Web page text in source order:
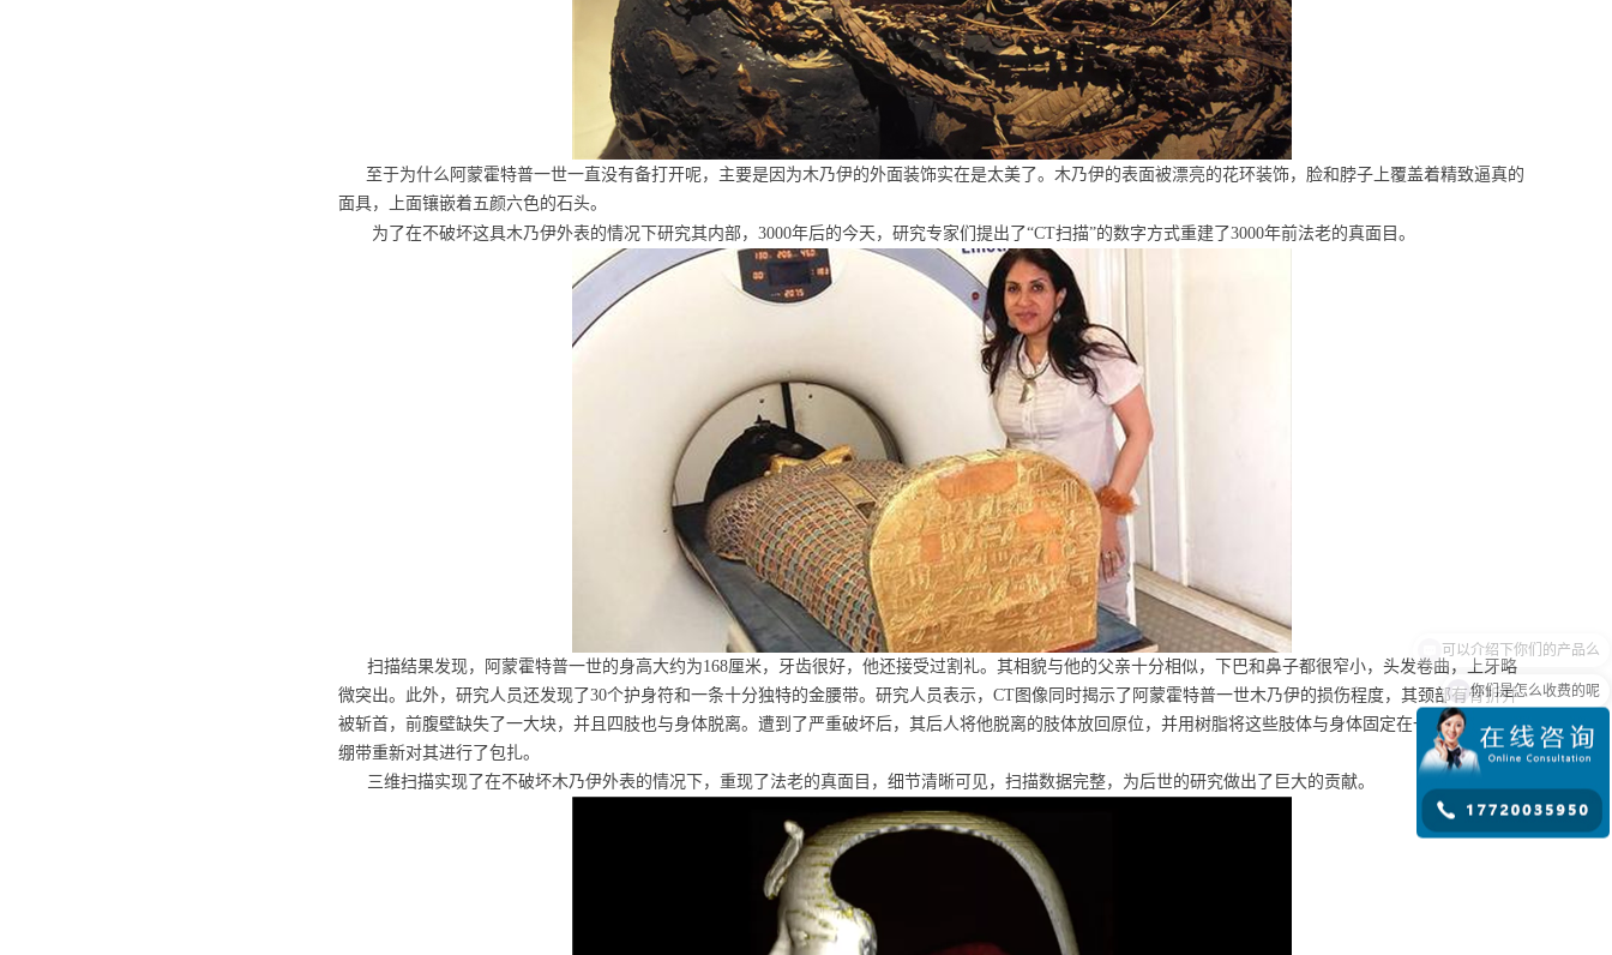
至于为什么阿蒙霍特普一世一直没有备打开呢，主要是因为木乃伊的外面装饰实在是太美了。木乃伊的表面被漂亮的花环装饰，脸和脖子上覆盖着精致逼真的
面具，上面镶嵌着五颜六色的石头。
为了在不破坏这具木乃伊外表的情况下研究其内部，3000年后的今天，研究专家们提出了“CT扫描”的数字方式重建了3000年前法老的真面目。
扫描结果发现，阿蒙霍特普一世的身高大约为168厘米，牙齿很好，他还接受过割礼。其相貌与他的父亲十分相似，下巴和鼻子都很窄小，头发卷曲，上牙略
微突出。此外，研究人员还发现了30个护身符和一条十分独特的金腰带。研究人员表示，CT图像同时揭示了阿蒙霍特普一世木乃伊的损伤程度，其颈部有骨折并
被斩首，前腹壁缺失了一大块，并且四肢也与身体脱离。遭到了严重破坏后，其后人将他脱离的肢体放回原位，并用树脂将这些肢体与身体固定在一起，并用新
绷带重新对其进行了包扎。
三维扫描实现了在不破坏木乃伊外表的情况下，重现了法老的真面目，细节清晰可见，扫描数据完整，为后世的研究做出了巨大的贡献。
你们是怎么收费的呢